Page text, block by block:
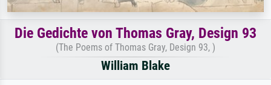
Die Gedichte von Thomas Gray, Design 93
(The Poems of Thomas Gray, Design 93, )
William Blake